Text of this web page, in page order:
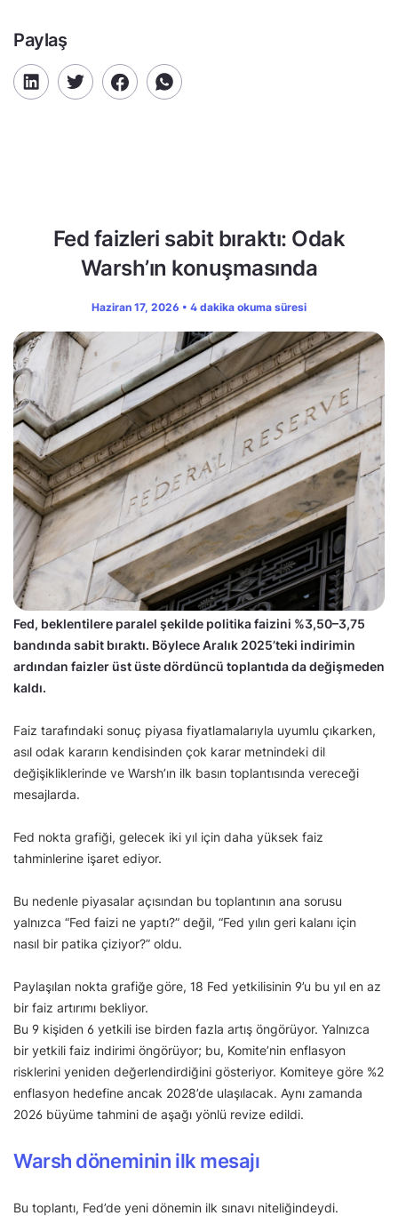
Paylaş
Fed faizleri sabit bıraktı: Odak
Warsh’ın konuşmasında
Haziran 17, 2026 • 4 dakika okuma süresi
Fed, beklentilere paralel şekilde politika faizini %3,50–3,75
bandında sabit bıraktı. Böylece Aralık 2025’teki indirimin
ardından faizler üst üste dördüncü toplantıda da değişmeden
kaldı.
Faiz tarafındaki sonuç piyasa fiyatlamalarıyla uyumlu çıkarken,
asıl odak kararın kendisinden çok karar metnindeki dil
değişikliklerinde ve Warsh’ın ilk basın toplantısında vereceği
mesajlarda.
Fed nokta grafiği, gelecek iki yıl için daha yüksek faiz
tahminlerine işaret ediyor.
Bu nedenle piyasalar açısından bu toplantının ana sorusu
yalnızca “Fed faizi ne yaptı?” değil, “Fed yılın geri kalanı için
nasıl bir patika çiziyor?” oldu.
Paylaşılan nokta grafiğe göre, 18 Fed yetkilisinin 9’u bu yıl en az
bir faiz artırımı bekliyor.
Bu 9 kişiden 6 yetkili ise birden fazla artış öngörüyor. Yalnızca
bir yetkili faiz indirimi öngörüyor; bu, Komite’nin enflasyon
risklerini yeniden değerlendirdiğini gösteriyor. Komiteye göre %2
enflasyon hedefine ancak 2028’de ulaşılacak. Aynı zamanda
2026 büyüme tahmini de aşağı yönlü revize edildi.
Warsh döneminin ilk mesajı
Bu toplantı, Fed’de yeni dönemin ilk sınavı niteliğindeydi.